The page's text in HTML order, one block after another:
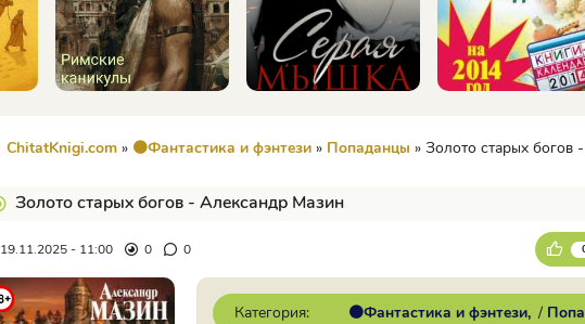
ChitatKnigi.com » 🟠Фантастика и фэнтези » Попаданцы » Золото старых богов -
Золото старых богов - Александр Мазин
19.11.2025 - 11:00 0 0
Категория: 🟠Фантастика и фэнтези /